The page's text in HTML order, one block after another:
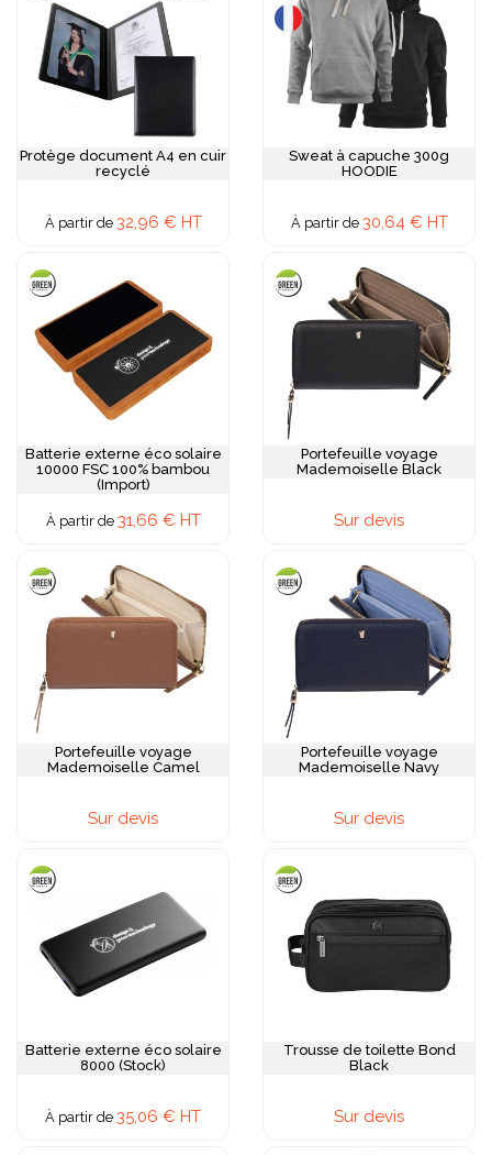
Protège document A4 en cuir
recyclé
À partir de 32,96 € HT
Sweat à capuche 300g
HOODIE
À partir de 30,64 € HT
Batterie externe éco solaire
10000 FSC 100% bambou
(Import)
À partir de 31,66 € HT
Portefeuille voyage
Mademoiselle Black
Sur devis
Portefeuille voyage
Mademoiselle Camel
Sur devis
Portefeuille voyage
Mademoiselle Navy
Sur devis
Batterie externe éco solaire
8000 (Stock)
À partir de 35,06 € HT
Trousse de toilette Bond
Black
Sur devis